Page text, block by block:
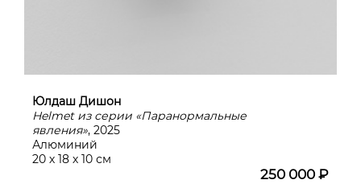
Юлдаш Дишон
Helmet из серии «Паранормальные
явления», 2025
Алюминий
20 х 18 х 10 см
250 000 ₽